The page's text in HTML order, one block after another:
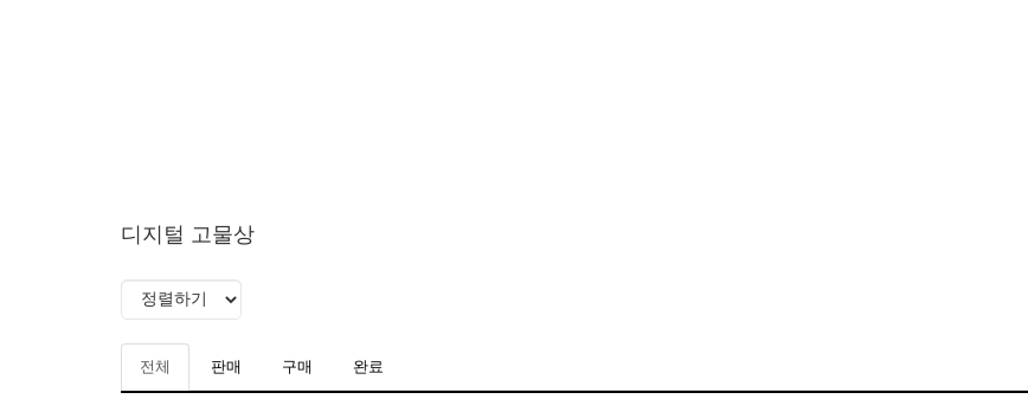
디지털 고물상
전체 판매 구매 완료